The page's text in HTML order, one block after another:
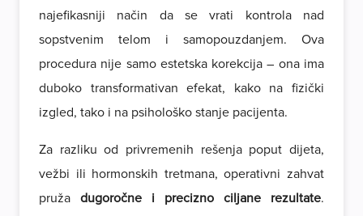
najefikasniji način da se vrati kontrola nad
sopstvenim telom i samopouzdanjem. Ova
procedura nije samo estetska korekcija – ona ima
duboko transformativan efekat, kako na fizički
izgled, tako i na psihološko stanje pacijenta.
Za razliku od privremenih rešenja poput dijeta,
vežbi ili hormonskih tretmana, operativni zahvat
pruža dugoročne i precizno ciljane rezultate.